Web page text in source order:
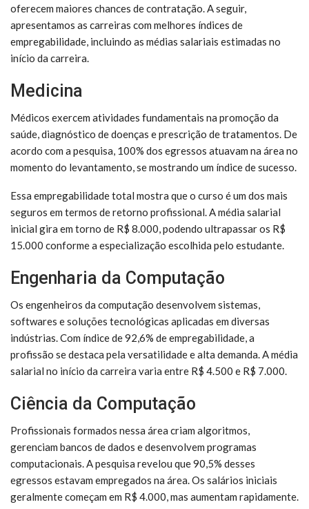
oferecem maiores chances de contratação. A seguir,
apresentamos as carreiras com melhores índices de
empregabilidade, incluindo as médias salariais estimadas no
início da carreira.
Medicina
Médicos exercem atividades fundamentais na promoção da
saúde, diagnóstico de doenças e prescrição de tratamentos. De
acordo com a pesquisa, 100% dos egressos atuavam na área no
momento do levantamento, se mostrando um índice de sucesso.
Essa empregabilidade total mostra que o curso é um dos mais
seguros em termos de retorno profissional. A média salarial
inicial gira em torno de R$ 8.000, podendo ultrapassar os R$
15.000 conforme a especialização escolhida pelo estudante.
Engenharia da Computação
Os engenheiros da computação desenvolvem sistemas,
softwares e soluções tecnológicas aplicadas em diversas
indústrias. Com índice de 92,6% de empregabilidade, a
profissão se destaca pela versatilidade e alta demanda. A média
salarial no início da carreira varia entre R$ 4.500 e R$ 7.000.
Ciência da Computação
Profissionais formados nessa área criam algoritmos,
gerenciam bancos de dados e desenvolvem programas
computacionais. A pesquisa revelou que 90,5% desses
egressos estavam empregados na área. Os salários iniciais
geralmente começam em R$ 4.000, mas aumentam rapidamente.